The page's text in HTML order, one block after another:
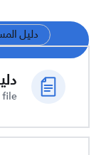
دليل
file